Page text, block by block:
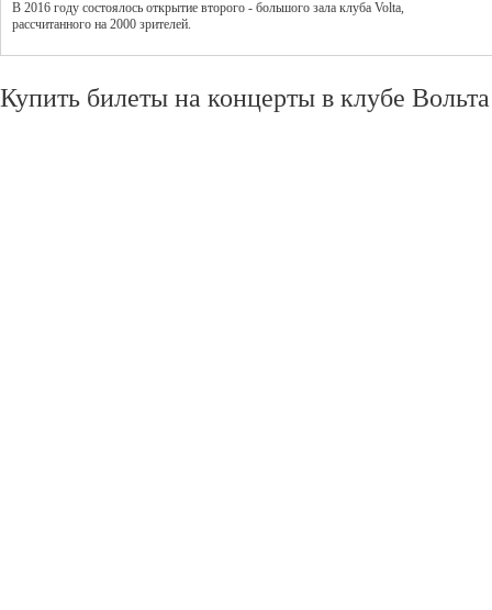
В 2016 году состоялось открытие второго - большого зала клуба Volta,
рассчитанного на 2000 зрителей.
Купить билеты на концерты в клубе